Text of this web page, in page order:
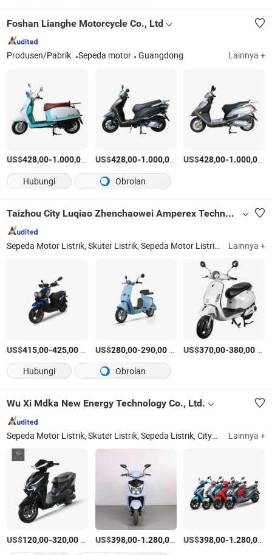
Foshan Lianghe Motorcycle Co., Ltd
Produsen/Pabrik Sepeda motor Guangdong Lainnya +
US$428,00-1.000,00 /Bagian
US$428,00-1.000,00 /Bagian
US$428,00-1.000,00 /
Hubungi
Obrolan
Taizhou City Luqiao Zhenchaowei Amperex Technology Co., Ltd.
Lainnya +
US$415,00-425,00 US$280,00-290,00/sets US$370,00-380,00
Hubungi
Obrolan
Wu Xi Mdka New Energy Technology Co., Ltd.
Sepeda Motor Listrik, Skuter Listrik, Sepeda Listrik, Citycoco, Mobil Wisata, Sepeda Motor Listrik, Kendaraan Listrik, E-Scooter, Triklis Listrik, Sepeda Motor Listrik Lainnya +
US$120,00-320,00 US$398,00-1.280,00 /Atur
US$398,00-1.280,00 /